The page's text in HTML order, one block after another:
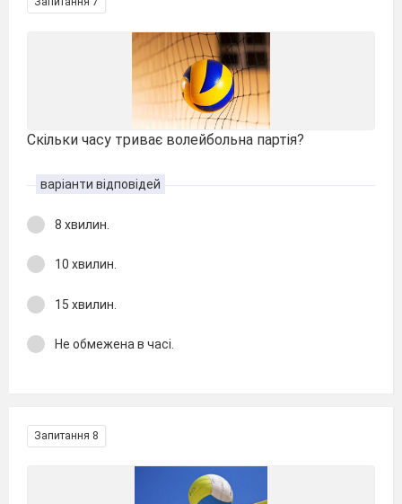
Скільки часу триває волейбольна партія?
варіанти відповідей
8 хвилин.
10 хвилин.
15 хвилин.
Не обмежена в часі.
Запитання 8